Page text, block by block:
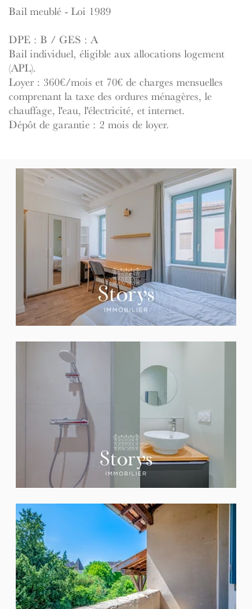
Bail meublé - Loi 1989
DPE : B / GES : A
Bail individuel, éligible aux allocations logement
(APL).
Loyer : 360€/mois et 70€ de charges mensuelles
comprenant la taxe des ordures ménagères, le
chauffage, l'eau, l'électricité, et internet.
Dépôt de garantie : 2 mois de loyer.